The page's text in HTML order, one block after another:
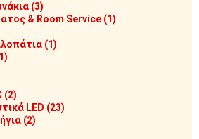
(3)
& Room Service (1)
(1)
(2)
LED (23)
(2)